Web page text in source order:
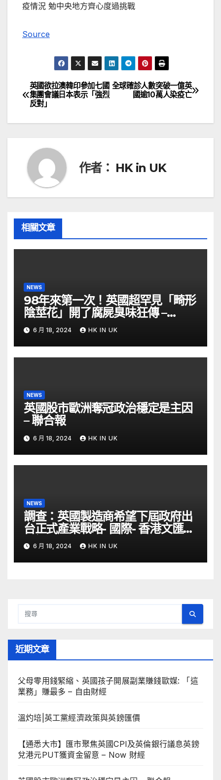
疫情況 勉中央地方齊心度過挑戰
Source
文
章
覽
全球確診人數突破一億英
國逾10萬人染疫亡
英國欲拉澳韓印參加七國
集團會議日本表示「強烈
反對」
作者： HK in UK
相關文章
NEWS
98年來第一次！英國超罕見「畸形
陰莖花」開了腐屍臭味狂傳 –
ETtoday
6 月 18, 2024 HK IN UK
NEWS
英國股市歐洲奪冠政治穩定是主因
– 聯合報
6 月 18, 2024 HK IN UK
NEWS
調查：英國製造商希望下屆政府出
台正式產業戰略- 國際- 香港文匯網
– 文匯報
6 月 18, 2024 HK IN UK
近期文章
父母零用錢緊縮、英國孩子開展副業賺錢歐媒: 「這
業務」賺最多 – 自由財經
溫灼培|英工黨經濟政策與英鎊匯價
【通悉大市】匯市聚焦英國CPI及英倫銀行議息英鎊
兌港元PUT獲資金留意 – Now 財經